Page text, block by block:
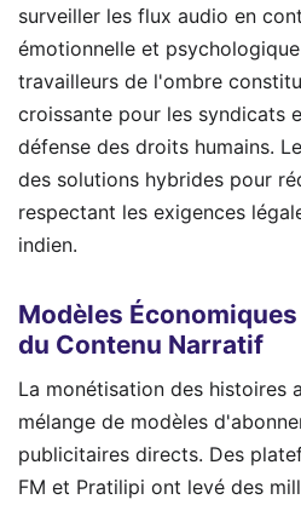
surveiller les flux audio en
émotionnelle et
travailleurs de l'ombre
croissante pour les syndicats
défense des droits humains.
des solutions hybrides pour
respectant les exigences
indien.
Modèles
du Contenu Narratif
La monétisation des histoires
mélange de modèles
publicitaires directs. Des
FM et Pratilipi ont levé des